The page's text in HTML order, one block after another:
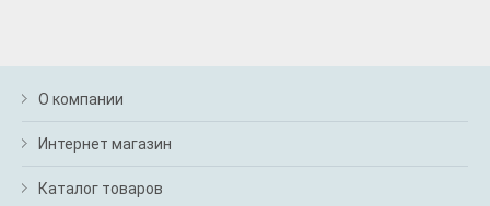
О компании
Интернет магазин
Каталог товаров